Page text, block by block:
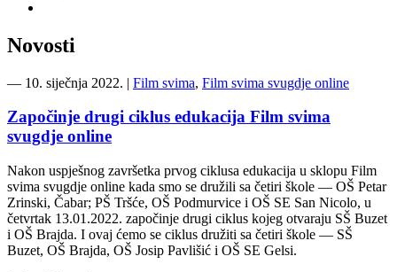
Novosti
― 10. siječnja 2022. | Film svima, Film svima svugdje online
Započinje drugi ciklus edukacija Film svima
svugdje online
Nakon uspješnog završetka prvog ciklusa edukacija u sklopu Film
svima svugdje online kada smo se družili sa četiri škole — OŠ Petar
Zrinski, Čabar; PŠ Tršće, OŠ Podmurvice i OŠ SE San Nicolo, u
četvrtak 13.01.2022. započinje drugi ciklus kojeg otvaraju SŠ Buzet
i OŠ Brajda. I ovaj ćemo se ciklus družiti sa četiri škole — SŠ
Buzet, OŠ Brajda, OŠ Josip Pavlišić i OŠ SE Gelsi.